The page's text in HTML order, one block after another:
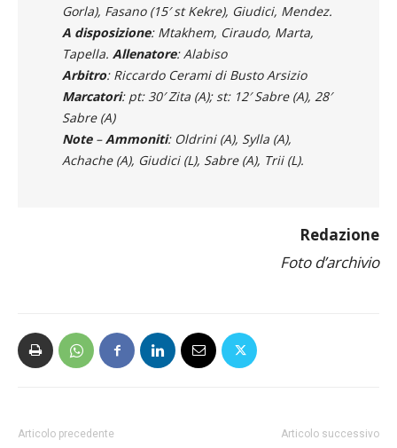
Gorla), Fasano (15′ st Kekre), Giudici, Mendez.
A disposizione: Mtakhem, Ciraudo, Marta,
Tapella. Allenatore: Alabiso
Arbitro: Riccardo Cerami di Busto Arsizio
Marcatori: pt: 30′ Zita (A); st: 12′ Sabre (A), 28′
Sabre (A)
Note–Ammoniti: Oldrini (A), Sylla (A),
Achache (A), Giudici (L), Sabre (A), Trii (L).
Redazione
Foto d’archivio
Articolo precedente Articolo successivo